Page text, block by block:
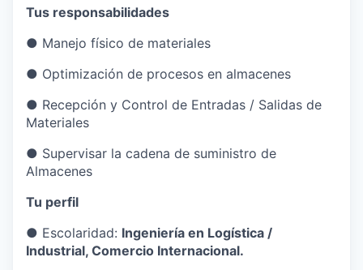
Tus responsabilidades
● Manejo físico de materiales
● Optimización de procesos en almacenes
● Recepción y Control de Entradas / Salidas de
Materiales
● Supervisar la cadena de suministro de
Almacenes
Tu perfil
● Escolaridad: Ingeniería en Logística /
Industrial, Comercio Internacional.